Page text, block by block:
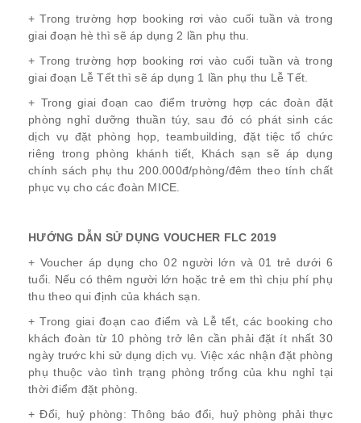
+ Trong trường hợp booking rơi vào cuối tuần và trong
giai đoạn hè thì sẽ áp dụng 2 lần phụ thu.
+ Trong trường hợp booking rơi vào cuối tuần và trong
giai đoạn Lễ Tết thì sẽ áp dụng 1 lần phụ thu Lễ Tết.
+ Trong giai đoạn cao điểm trường hợp các đoàn đặt
phòng nghỉ dưỡng thuần túy, sau đó có phát sinh các
dịch vụ đặt phòng họp, teambuilding, đặt tiệc tổ chức
riêng trong phòng khánh tiết, Khách sạn sẽ áp dụng
chính sách phụ thu 200.000đ/phòng/đêm theo tính chất
phục vụ cho các đoàn MICE.
HƯỚNG DẪN SỬ DỤNG VOUCHER FLC 2019
+ Voucher áp dụng cho 02 người lớn và 01 trẻ dưới 6
tuổi. Nếu có thêm người lớn hoặc trẻ em thì chịu phí phụ
thu theo qui định của khách sạn.
+ Trong giai đoạn cao điểm và Lễ tết, các booking cho
khách đoàn từ 10 phòng trở lên cần phải đặt ít nhất 30
ngày trước khi sử dụng dịch vụ. Việc xác nhận đặt phòng
phụ thuộc vào tình trạng phòng trống của khu nghỉ tại
thời điểm đặt phòng.
+ Đổi, huỷ phòng: Thông báo đổi, huỷ phòng phải thực